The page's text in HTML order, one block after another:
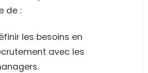
de :
les besoins en
avec les